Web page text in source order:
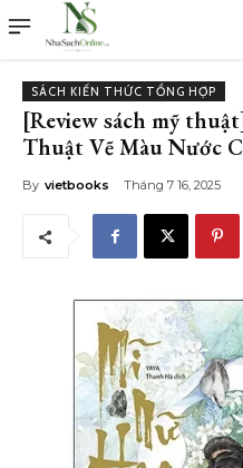
SÁCH KIẾN THỨC TỔNG HỢP
[Review sách mỹ
Thuật Vẽ Màu Nước
By vietbooks Tháng 7 16, 2025